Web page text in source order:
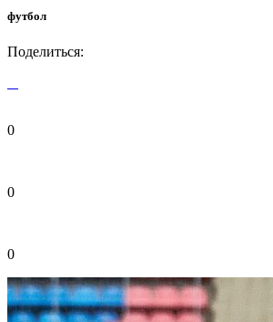
футбол
Поделиться:
0
0
0